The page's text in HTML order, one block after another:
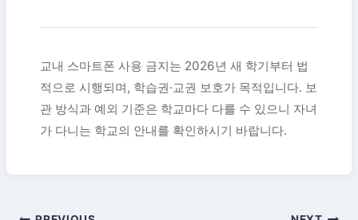
교내 스마트폰 사용 금지는 2026년 새 학기부터 법
적으로 시행되며, 학습권·교권 보호가 목적입니다. 보
관 방식과 예외 기준은 학교마다 다를 수 있으니 자녀
가 다니는 학교의 안내를 확인하시기 바랍니다.